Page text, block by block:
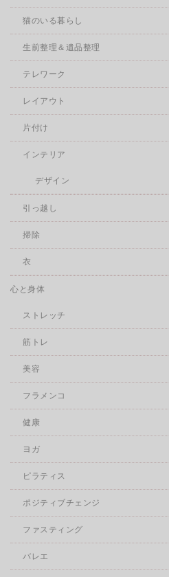
猫のいる暮らし
生前整理＆遺品整理
テレワーク
レイアウト
片付け
インテリア
デザイン
引っ越し
掃除
衣
心と身体
ストレッチ
筋トレ
美容
フラメンコ
健康
ヨガ
ピラティス
ポジティブチェンジ
ファスティング
バレエ